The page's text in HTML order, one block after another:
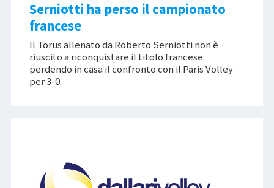
Serniotti ha perso il campionato
francese
Il Torus allenato da Roberto Serniotti non è
riuscito a riconquistare il titolo francese
perdendo in casa il confronto con il Paris Volley
per 3-0.